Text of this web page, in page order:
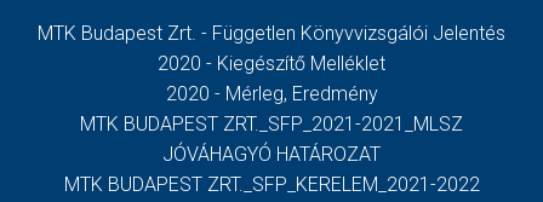
MTK Budapest Zrt. - Független Könyvvizsgálói Jelentés
2020 - Kiegészítő Melléklet
2020 - Mérleg, Eredmény
MTK BUDAPEST ZRT._SFP_2021-2021_MLSZ
JÓVÁHAGYÓ HATÁROZAT
MTK BUDAPEST ZRT._SFP_KERELEM_2021-2022